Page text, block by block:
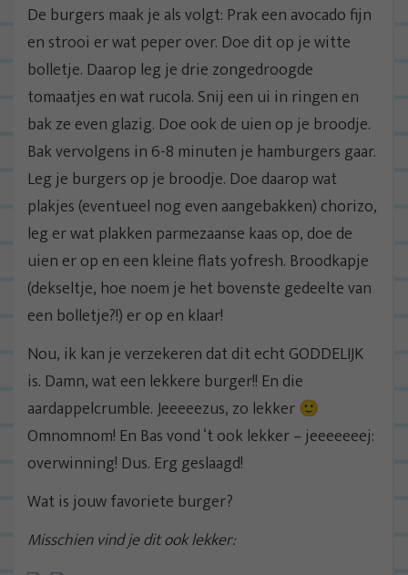
De burgers maak je als volgt: Prak een avocado fijn
en strooi er wat peper over. Doe dit op je witte
bolletje. Daarop leg je drie zongedroogde
tomaatjes en wat rucola. Snij een ui in ringen en
bak ze even glazig. Doe ook de uien op je broodje.
Bak vervolgens in 6-8 minuten je hamburgers gaar.
Leg je burgers op je broodje. Doe daarop wat
plakjes (eventueel nog even aangebakken) chorizo,
leg er wat plakken parmezaanse kaas op, doe de
uien er op en een kleine flats yofresh. Broodkapje
(dekseltje, hoe noem je het bovenste gedeelte van
een bolletje?!) er op en klaar!
Nou, ik kan je verzekeren dat dit echt GODDELIJK
is. Damn, wat een lekkere burger!! En die
aardappelcrumble. Jeeeeezus, zo lekker 🙂
Omnomnom! En Bas vond ‘t ook lekker – jeeeeeeej:
overwinning! Dus. Erg geslaagd!
Wat is jouw favoriete burger?
Misschien vind je dit ook lekker: